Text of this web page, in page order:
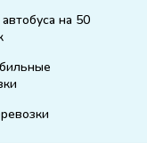
на 50